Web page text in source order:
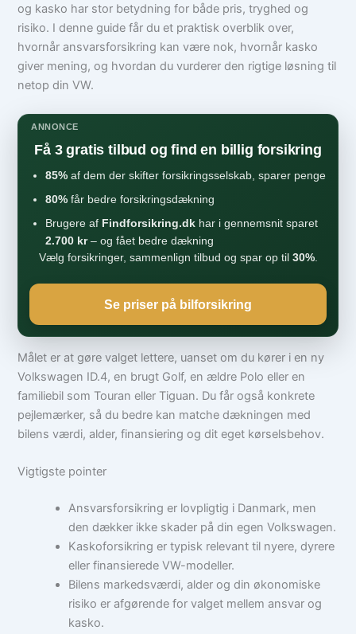
og kasko har stor betydning for både pris, tryghed og
risiko. I denne guide får du et praktisk overblik over,
hvornår ansvarsforsikring kan være nok, hvornår kasko
giver mening, og hvordan du vurderer den rigtige løsning til
netop din VW.
ANNONCE
Få 3 gratis tilbud og find en billig forsikring
85% af dem der skifter forsikringsselskab, sparer penge
80% får bedre forsikringsdækning
Brugere af Findforsikring.dk har i gennemsnit sparet
2.700 kr– og fået bedre dækning
Vælg forsikringer, sammenlign tilbud og spar op til 30%.
Se priser på bilforsikring
Målet er at gøre valget lettere, uanset om du kører i en ny
Volkswagen ID.4, en brugt Golf, en ældre Polo eller en
familiebil som Touran eller Tiguan. Du får også konkrete
pejlemærker, så du bedre kan matche dækningen med
bilens værdi, alder, finansiering og dit eget kørselsbehov.
Vigtigste pointer
Ansvarsforsikring er lovpligtig i Danmark, men
den dækker ikke skader på din egen Volkswagen.
Kaskoforsikring er typisk relevant til nyere, dyrere
eller finansierede VW-modeller.
Bilens markedsværdi, alder og din økonomiske
risiko er afgørende for valget mellem ansvar og
kasko.